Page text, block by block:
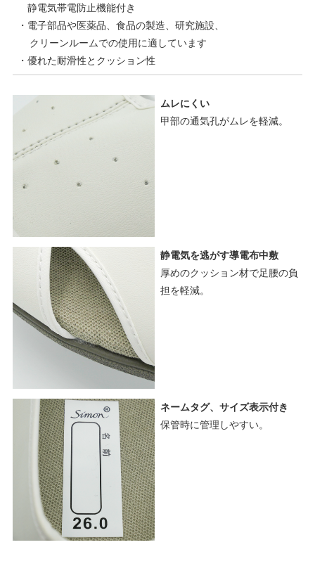
静電気帯電防止機能付き
・電子部品や医薬品、食品の製造、研究施設、
クリーンルームでの使用に適しています
・優れた耐滑性とクッション性
ムレにくい
甲部の通気孔がムレを軽減。
静電気を逃がす導電布中敷
厚めのクッション材で足腰の負
担を軽減。
ネームタグ、サイズ表示付き
保管時に管理しやすい。